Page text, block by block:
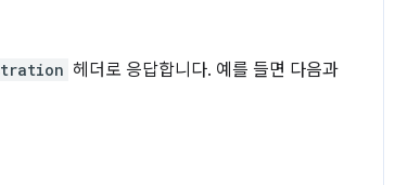
헤더로 응답합니다. 예를 들면 다음과